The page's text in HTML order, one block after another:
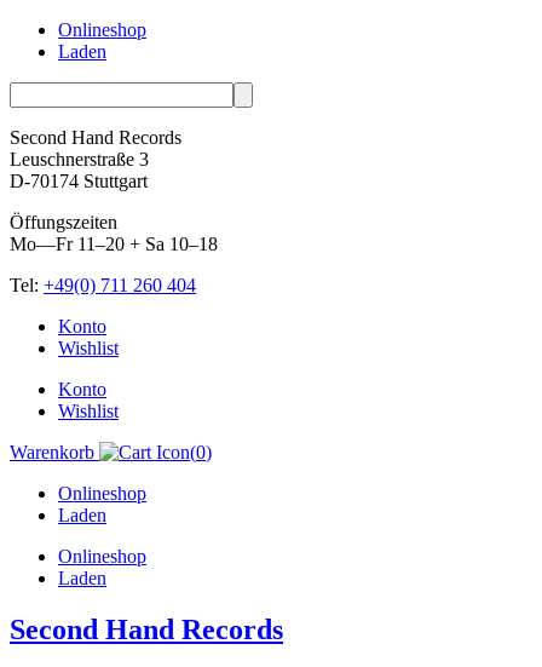
Onlineshop
Laden
Second Hand Records
Leuschnerstraße 3
D-70174 Stuttgart
Öffungszeiten
Mo—Fr 11–20 + Sa 10–18
Tel: +49(0) 711 260 404
Skip
Konto
Wishlist
Konto
Wishlist
Warenkorb
(0)
Onlineshop
Laden
Onlineshop
Laden
Second Hand Records